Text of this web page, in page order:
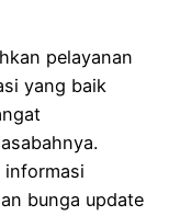
pelayanan
yang baik
informasi
bunga update